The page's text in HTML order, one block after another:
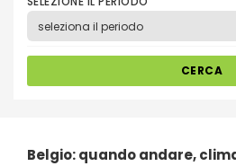
CERCA
Belgio: quando andare,